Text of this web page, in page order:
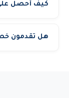
كيف أحصل
عبر: الاتصال
هل تقدمون
احتياجك